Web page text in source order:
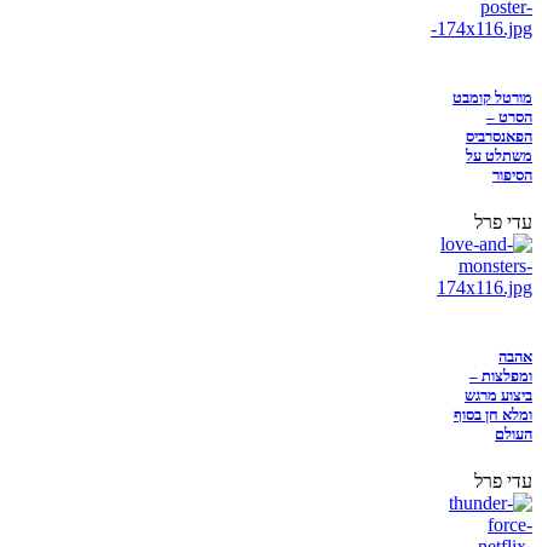
מורטל קומבט
הסרט –
הפאנסרביס
משתלט על
הסיפור
עדי פרל
אהבה
ומפלצות –
ביצוע מרגש
ומלא חן בסוף
העולם
עדי פרל